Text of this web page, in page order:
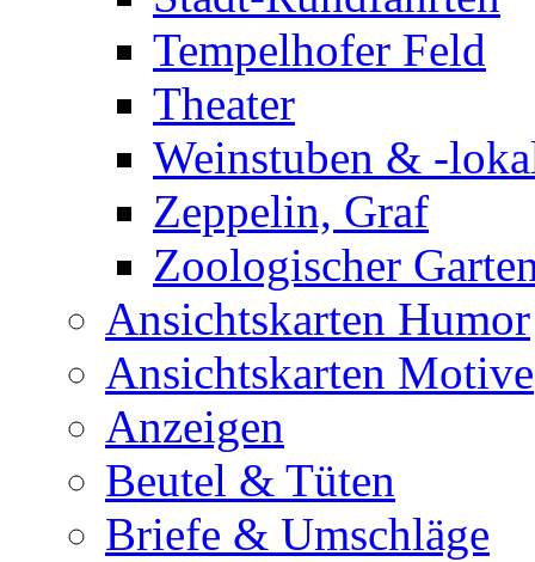
Tempelhofer Feld
Theater
Weinstuben & -
Zeppelin, Graf
Zoologischer
Ansichtskarten Humor
Ansichtskarten Motive
Anzeigen
Beutel & Tüten
Briefe & Umschläge